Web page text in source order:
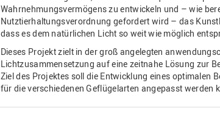
Wahrnehmungsvermögens zu entwickeln und – wie
Nutztierhaltungsverordnung gefordert wird – das
dass es dem natürlichen Licht so weit wie möglich
Dieses Projekt zielt in der groß angelegten
Lichtzusammensetzung auf eine zeitnahe Lösung zur
Ziel des Projektes soll die Entwicklung eines optimalen
für die verschiedenen Geflügelarten angepasst werden